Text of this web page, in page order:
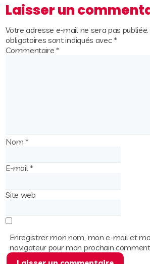
Laisser un
Votre adresse e-mail ne sera pas publiée.
obligatoires sont indiqués avec*
Commentaire*
Nom *
E-mail*
Site web
Enregistrer mon nom, mon e-mail et
navigateur pour mon prochain